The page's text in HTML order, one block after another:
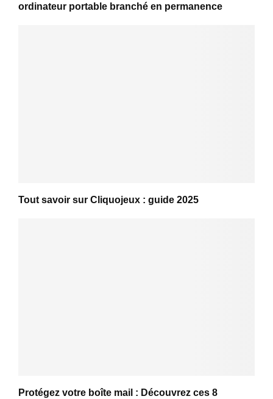
ordinateur portable branché en permanence
Tout savoir sur Cliquojeux : guide 2025
Protégez votre boîte mail : Découvrez ces 8